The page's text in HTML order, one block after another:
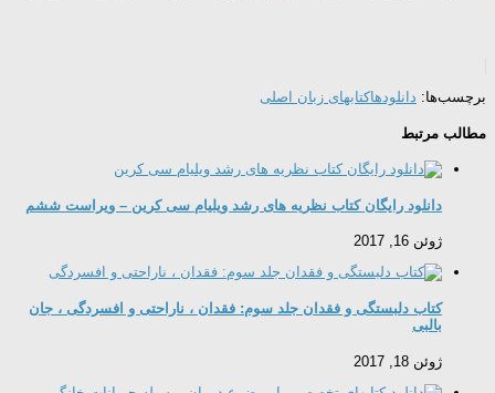
برچسب‌ها: دانلودهاکتابهای زبان اصلی
مطالب مرتبط
دانلود رایگان کتاب نظریه های رشد ویلیام سی کرین – ویراست ششم
ژوئن 16, 2017
کتاب دلبستگی و فقدان جلد سوم: فقدان ، ناراحتی و افسردگی ، جان
بالبی
ژوئن 18, 2017